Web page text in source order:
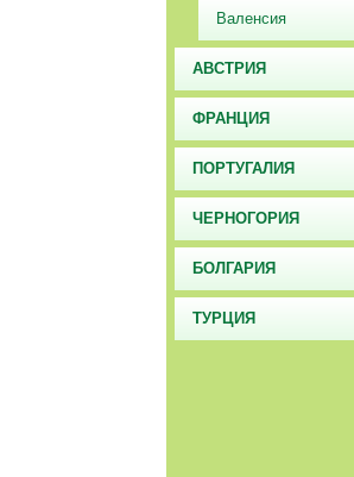
Валенсия
АВСТРИЯ
ФРАНЦИЯ
ПОРТУГАЛИЯ
ЧЕРНОГОРИЯ
БОЛГАРИЯ
ТУРЦИЯ